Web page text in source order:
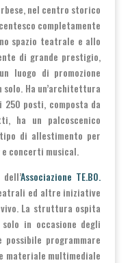
nel centro storico
completamente
spazio teatrale e allo
di grande prestigio,
luogo di promozione
Ha un’architettura
posti, composta da
ha un palcoscenico
di allestimento per
e concerti musical.
Associazione TE.BO.
ed altre iniziative
La struttura ospita
in occasione degli
programmare
multimediale